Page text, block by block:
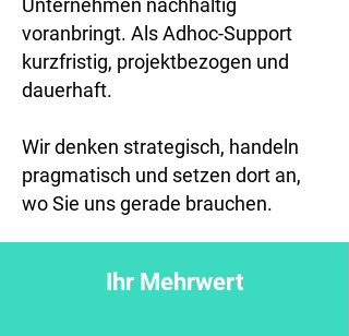
Unternehmen nachhaltig
voranbringt. Als Adhoc-Support
kurzfristig, projektbezogen und
dauerhaft.
Wir denken strategisch, handeln
pragmatisch und setzen dort an,
wo Sie uns gerade brauchen.
Ihr Mehrwert